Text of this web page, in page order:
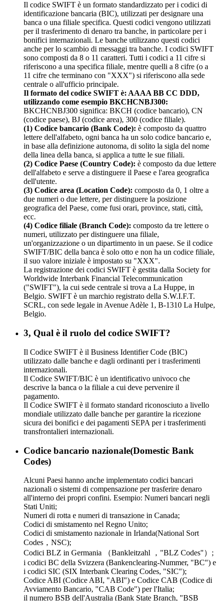
Il codice SWIFT è un formato standardizzato per i codici di
identificazione bancaria (BIC), utilizzati per designare una
banca o una filiale specifica. Questi codici vengono utilizzati
per il trasferimento di denaro tra banche, in particolare per i
bonifici internazionali. Le banche utilizzano questi codici
anche per lo scambio di messaggi tra banche. I codici SWIFT
sono composti da 8 o 11 caratteri. Tutti i codici a 11 cifre si
riferiscono a una specifica filiale, mentre quelli a 8 cifre (o a
11 cifre che terminano con "XXX") si riferiscono alla sede
centrale o all'ufficio principale.
Il formato del codice SWIFT è: AAAA BB CC DDD,
utilizzando come esempio BKCHCNBJ300:
BKCHCNBJ300 significa: BKCH (codice bancario), CN
(codice paese), BJ (codice area), 300 (codice filiale).
(1) Codice bancario (Bank Code): è composto da quattro
lettere dell'alfabeto, ogni banca ha un solo codice bancario e,
in base alla definizione autonoma, di solito la sigla del nome
della linea della banca, si applica a tutte le sue filiali.
(2) Codice Paese (Country Code): è composto da due lettere
dell'alfabeto e serve a distinguere il Paese e l'area geografica
dell'utente.
(3) Codice area (Location Code): composto da 0, 1 oltre a
due numeri o due lettere, per distinguere la posizione
geografica del Paese, come fusi orari, province, stati, città,
ecc.
(4) Codice filiale (Branch Code): composto da tre lettere o
numeri, utilizzato per distinguere una filiale,
un'organizzazione o un dipartimento in un paese. Se il codice
SWIFT/BIC della banca è solo otto e non ha un codice filiale,
il suo valore iniziale è impostato su "XXX".
La registrazione dei codici SWIFT è gestita dalla Society for
Worldwide Interbank Financial Telecommunication
("SWIFT"), la cui sede centrale si trova a La Huppe, in
Belgio. SWIFT è un marchio registrato della S.W.I.F.T.
SCRL, con sede legale in Avenue Adèle 1, B-1310 La Hulpe,
Belgio.
3, Qual è il ruolo del codice SWIFT?
Il Codice SWIFT è il Business Identifier Code (BIC)
utilizzato dalle banche e dagli ordinanti per i trasferimenti
internazionali.
Il Codice SWIFT/BIC è un identificativo univoco che
descrive la banca o la filiale a cui deve pervenire il
pagamento.
Il Codice SWIFT è il formato standard riconosciuto a livello
mondiale utilizzato dalle banche per garantire la ricezione
sicura dei bonifici e dei pagamenti SEPA per i trasferimenti
transfrontalieri internazionali.
Codice bancario nazionale(Domestic Bank
Codes)
Alcuni Paesi hanno anche implementato codici bancari
nazionali o sistemi di compensazione per trasferire denaro
all'interno dei propri confini. Esempio: Numeri bancari negli
Stati Uniti;
Numeri di rotta e numeri di transazione in Canada;
Codici di smistamento nel Regno Unito;
Codici di smistamento nazionale in Irlanda(National Sort
Codes，NSC);
Codici BLZ in Germania （Bankleitzahl ，"BLZ Codes"）;
i codici BC della Svizzera (Bankenclearing-Nummer, "BC") e
i codici SIC (SIX Interbank Clearing Codes, "SIC");
Codice ABI (Codice ABI, "ABI") e Codice CAB (Codice di
Avviamento Bancario, "CAB Code") per l'Italia;
il numero BSB dell'Australia (Bank State Branch, "BSB